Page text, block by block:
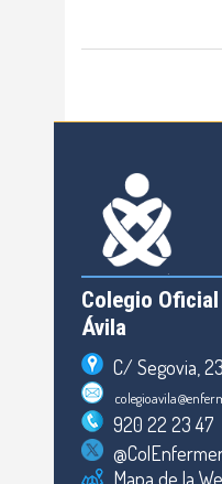
Colegio
Ávila
C/ Segovia,
920 22 23 47
Mapa de la